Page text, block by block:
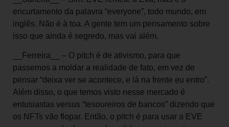
encurtamento da palavra “everyone”, todo mundo, em
inglês. Não é à toa. A gente tem um pensamento sobre
isso que ainda é segredo, mas vai além.
__Ferreira__ – O pitch é de ativismo, para que
passemos a moldar a realidade de fato, em vez de
pensar “deixa ver se acontece, e lá na frente eu entro”.
Além disso, o que temos visto nesse mercado é
entusiastas versus “tesoureiros de bancos” dizendo que
os NFTs vão flopar. Então, o pitch é para usar a EVE